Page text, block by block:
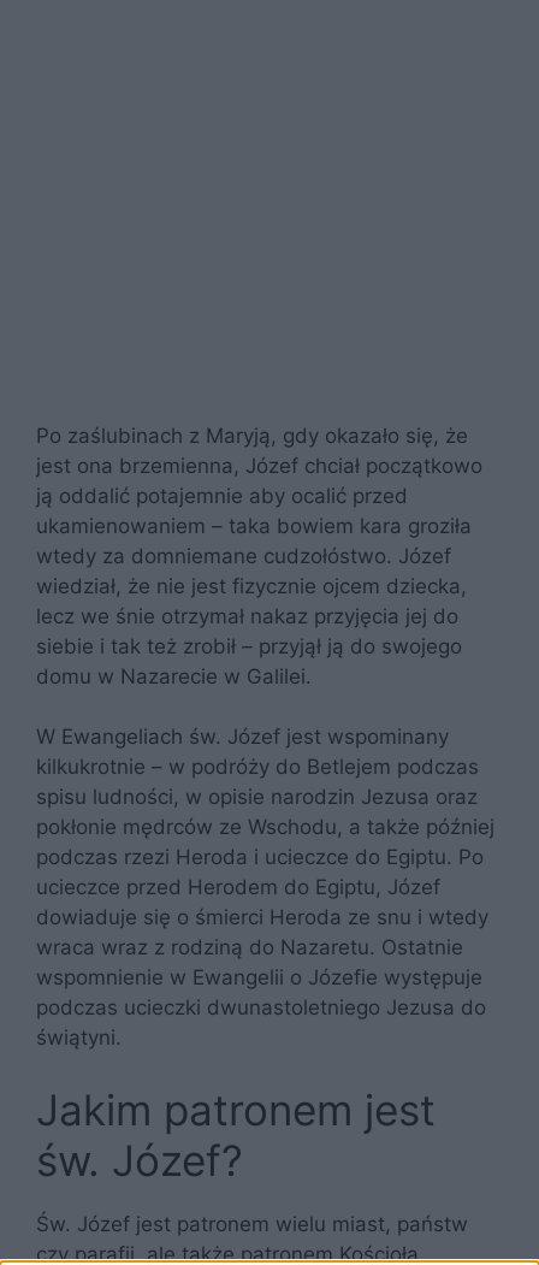
Po zaślubinach z Maryją, gdy okazało się, że
jest ona brzemienna, Józef chciał początkowo
ją oddalić potajemnie aby ocalić przed
ukamienowaniem – taka bowiem kara groziła
wtedy za domniemane cudzołóstwo. Józef
wiedział, że nie jest fizycznie ojcem dziecka,
lecz we śnie otrzymał nakaz przyjęcia jej do
siebie i tak też zrobił – przyjął ją do swojego
domu w Nazarecie w Galilei.
W Ewangeliach św. Józef jest wspominany
kilkukrotnie – w podróży do Betlejem podczas
spisu ludności, w opisie narodzin Jezusa oraz
pokłonie mędrców ze Wschodu, a także później
podczas rzezi Heroda i ucieczce do Egiptu. Po
ucieczce przed Herodem do Egiptu, Józef
dowiaduje się o śmierci Heroda ze snu i wtedy
wraca wraz z rodziną do Nazaretu. Ostatnie
wspomnienie w Ewangelii o Józefie występuje
podczas ucieczki dwunastoletniego Jezusa do
świątyni.
Jakim patronem jest
św. Józef?
Św. Józef jest patronem wielu miast, państw
czy parafii, ale także patronem Kościoła